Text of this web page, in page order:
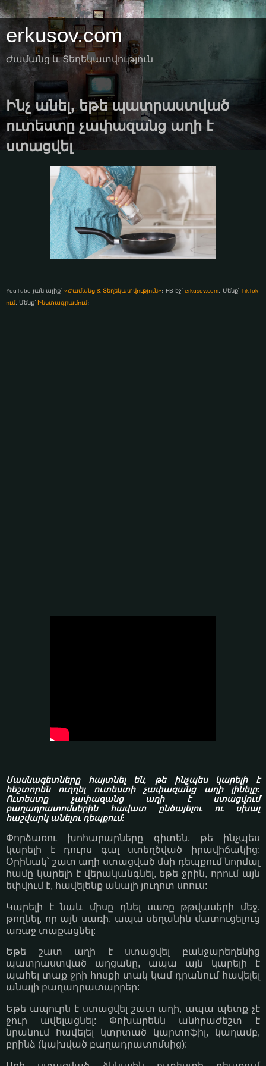
erkusov.com
Ժամանց և Տեղեկատվություն
Ինչ անել, եթե պատրաստված
ուտեստը չափազանց աղի է
ստացվել
YouTube-յան ալիք՝ «Ժամանց & Տեղեկատվություն»։ FB էջ՝erkusov.com: Մենք՝TikTok-
ում: Մենք՝ Ինստագրամում։
Մասնագետները հայտնել են, թե ինչպես կարելի է
հեշտորեն ուղղել ուտեստի չափազանց աղի լինելը:
Ուտեստը չափազանց աղի է ստացվում
բաղադրատոմսերին հավատ ընծայելու ու սխալ
հաշվարկ անելու դեպքում:
Փորձառու խոհարարները գիտեն, թե ինչպես
կարելի է դուրս գալ ստեղծված իրավիճակից:
Օրինակ՝ շատ աղի ստացված մսի դեպքում նորմալ
համը կարելի է վերականգնել, եթե ջրին, որում այն
եփվում է, հավելենք անալի յուղոտ սոուս:
Կարելի է նաև միսը դնել սառը թթվասերի մեջ,
թողնել, որ այն սառի, ապա սեղանին մատուցելուց
առաջ տաքացնել:
Եթե շատ աղի է ստացվել բանջարեղենից
պատրաստված աղցանը, ապա այն կարելի է
պահել տաք ջրի հոսքի տակ կամ դրանում հավելել
անալի բաղադրատարրեր:
Եթե ապուրն է ստացվել շատ աղի, ապա պետք չէ
ջուր ավելացնել: Փոխարենն անհրաժեշտ է
նրանում հավելել կտրտած կարտոֆիլ, կաղամբ,
բրինձ (կախված բաղադրատոմսից):